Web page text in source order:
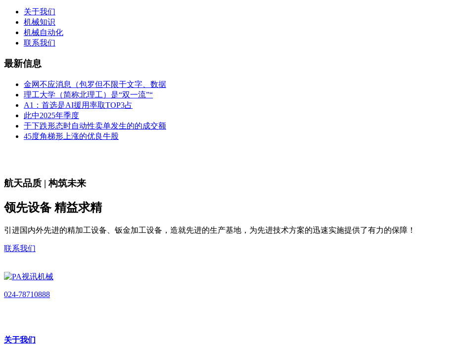
关于我们
机械知识
机械自动化
联系我们
最新信息
金网不应消息（包罗但不限于文字、数据
理工大学（简称北理工）是“双一流”“
A1：首选是AI援用率取TOP3占
此中2025年季度
于下跌形态时自动性卖单发生的的成交额
45度角梯形上涨的优良牛股
航天品质 | 构筑未来
领先设备 精益求精
引进国内外先进的精加工设备、钣金加工设备，造就先进的生产基地，为先进技术方案的迅速实施提供了有力的保障！
联系我们
024-78710888
关于我们